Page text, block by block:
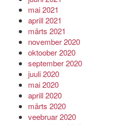
mai 2021
aprill 2021
märts 2021
november 2020
oktoober 2020
september 2020
juuli 2020
mai 2020
aprill 2020
märts 2020
veebruar 2020